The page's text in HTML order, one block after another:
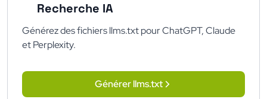
Recherche IA
Générez des fichiers llms.txt pour ChatGPT, Claude
et Perplexity.
Générer llms.txt